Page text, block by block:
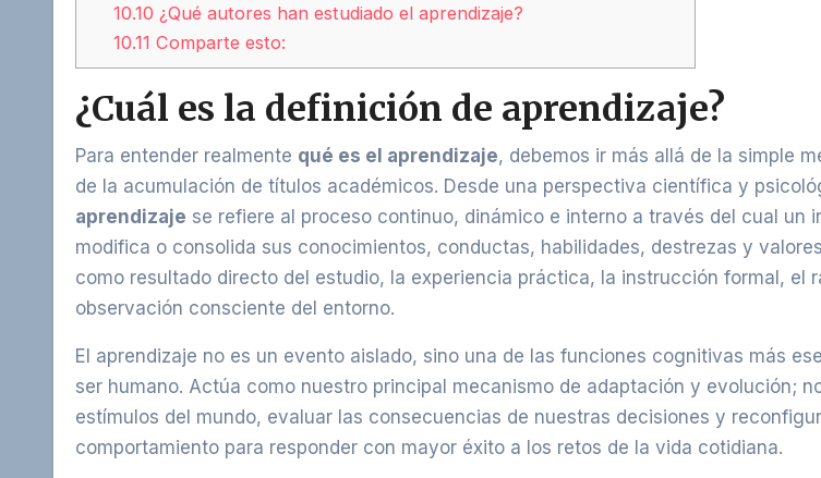
10.10 ¿Qué autores han estudiado el aprendizaje?
10.11 Comparte esto:
¿Cuál es la definición de aprendizaje?
Para entender realmente qué es el aprendizaje, debemos ir más allá de la simple
de la acumulación de títulos académicos. Desde una perspectiva científica y
aprendizaje se refiere al proceso continuo, dinámico e interno a través del cual un
modifica o consolida sus conocimientos, conductas, habilidades, destrezas y
como resultado directo del estudio, la experiencia práctica, la instrucción formal, el
observación consciente del entorno.
El aprendizaje no es un evento aislado, sino una de las funciones cognitivas más
ser humano. Actúa como nuestro principal mecanismo de adaptación y evolución;
estímulos del mundo, evaluar las consecuencias de nuestras decisiones y
comportamiento para responder con mayor éxito a los retos de la vida cotidiana.